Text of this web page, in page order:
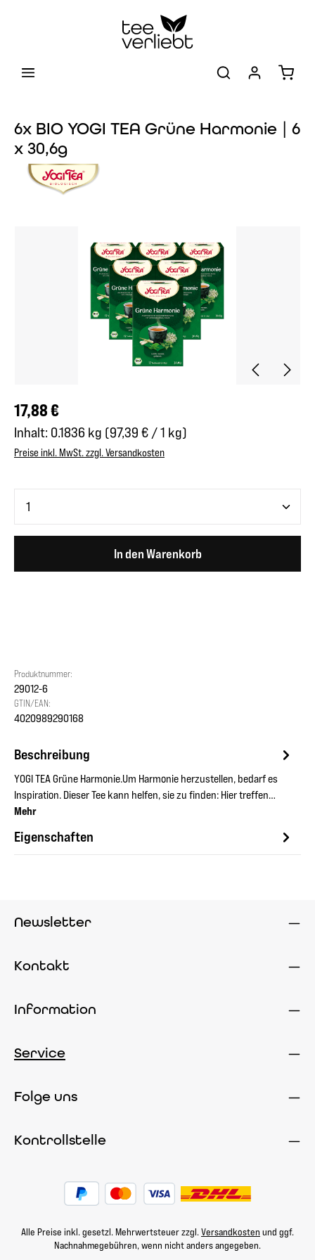
6x BIO YOGI TEA Grüne Harmonie | 6
x 30,6g
Regulärer Preis:
17,88 €
Inhalt: 0.1836 kg (97,39 € / 1 kg)
Preise inkl. MwSt. zzgl. Versandkosten
In den Warenkorb
Produktnummer:
29012-6
GTIN/EAN:
4020989290168
Beschreibung
YOGI TEA Grüne Harmonie.Um Harmonie herzustellen, bedarf es
Inspiration. Dieser Tee kann helfen, sie zu finden: Hier treffen…
Mehr
Eigenschaften
Newsletter
Kontakt
Information
Service
Folge uns
Kontrollstelle
Alle Preise inkl. gesetzl. Mehrwertsteuer zzgl. Versandkosten und ggf.
Nachnahmegebühren, wenn nicht anders angegeben.